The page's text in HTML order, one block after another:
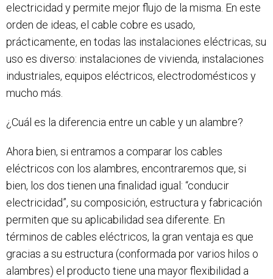
electricidad y permite mejor flujo de la misma. En este
orden de ideas, el cable cobre es usado,
prácticamente, en todas las instalaciones eléctricas, su
uso es diverso: instalaciones de vivienda, instalaciones
industriales, equipos eléctricos, electrodomésticos y
mucho más.
¿Cuál es la diferencia entre un cable y un alambre?
Ahora bien, si entramos a comparar los cables
eléctricos con los alambres, encontraremos que, si
bien, los dos tienen una finalidad igual: “conducir
electricidad”, su composición, estructura y fabricación
permiten que su aplicabilidad sea diferente. En
términos de cables eléctricos, la gran ventaja es que
gracias a su estructura (conformada por varios hilos o
alambres) el producto tiene una mayor flexibilidad a